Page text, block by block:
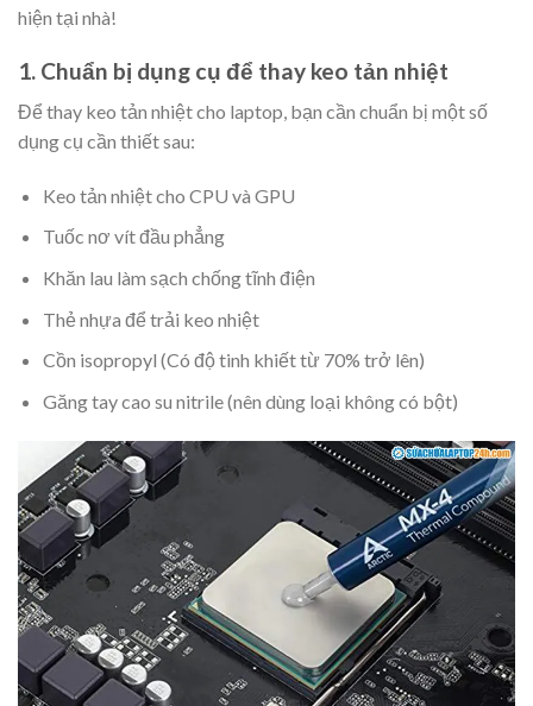
hiện tại nhà!
1. Chuẩn bị dụng cụ để thay keo tản nhiệt
Để thay keo tản nhiệt cho laptop, bạn cần chuẩn bị một số
dụng cụ cần thiết sau:
Keo tản nhiệt cho CPU và GPU
Tuốc nơ vít đầu phẳng
Khăn lau làm sạch chống tĩnh điện
Thẻ nhựa để trải keo nhiệt
Cồn isopropyl (Có độ tinh khiết từ 70% trở lên)
Găng tay cao su nitrile (nên dùng loại không có bột)